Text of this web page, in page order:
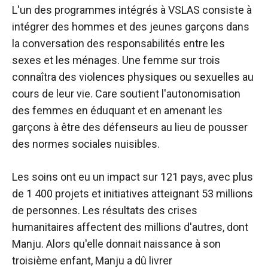
L'un des programmes intégrés à VSLAS consiste à
intégrer des hommes et des jeunes garçons dans
la conversation des responsabilités entre les
sexes et les ménages. Une femme sur trois
connaîtra des violences physiques ou sexuelles au
cours de leur vie. Care soutient l'autonomisation
des femmes en éduquant et en amenant les
garçons à être des défenseurs au lieu de pousser
des normes sociales nuisibles.
Les soins ont eu un impact sur 121 pays, avec plus
de 1 400 projets et initiatives atteignant 53 millions
de personnes. Les résultats des crises
humanitaires affectent des millions d'autres, dont
Manju. Alors qu'elle donnait naissance à son
troisième enfant, Manju a dû livrer